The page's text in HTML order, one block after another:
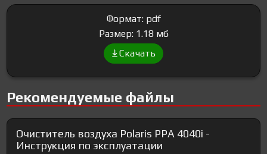
Формат: pdf
Размер: 1.18 мб
Скачать
Рекомендуемые файлы
Очиститель воздуха Polaris PPA 4040i -
Инструкция по эксплуатации